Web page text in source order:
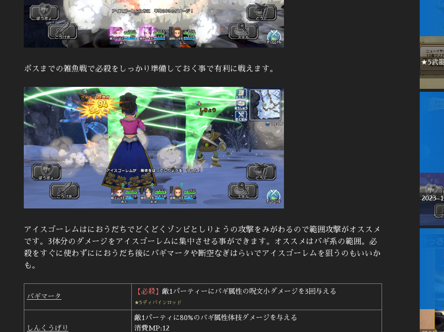
ボスまでの雑魚戦で必殺をしっかり準備しておく事で有利に戦えます。
アイスゴーレムはにおうだちでどくどくゾンビとしりょうの攻撃をみがわるので範囲攻撃がオススメ
です。3体分のダメージをアイスゴーレムに集中させる事ができます。オススメはバギ系の範囲。必
殺をすぐに使わずににおうだち後にバギマータや断空なぎはらいでアイスゴーレムを狙うのもいいか
も。
バギマータ
【必殺】 敵1パーティーにバギ属性の呪文小ダメージを3回与える
★5ディバインロッド
しんくうげり
敵1パーティに80%のバギ属性体技ダメージを与える
消費MP:12
★5武
2023-